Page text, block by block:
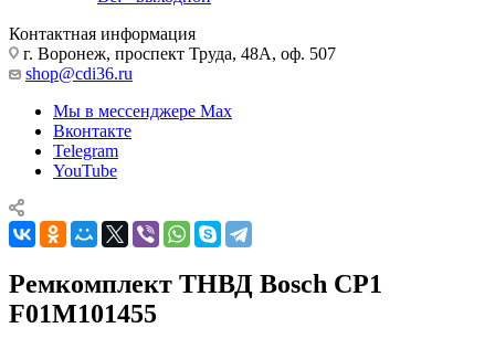
Контактная информация
г. Воронеж, проспект Труда, 48А, оф. 507
shop@cdi36.ru
Мы в мессенджере Max
Вконтакте
Telegram
YouTube
Ремкомплект ТНВД Bosch CP1
F01M101455